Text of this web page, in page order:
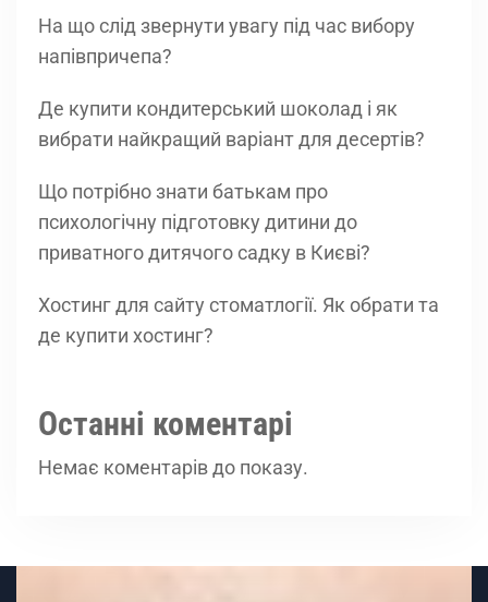
На що слід звернути увагу під час вибору
напівпричепа?
Де купити кондитерський шоколад і як
вибрати найкращий варіант для десертів?
Що потрібно знати батькам про
психологічну підготовку дитини до
приватного дитячого садку в Києві?
Хостинг для сайту стоматлогії. Як обрати та
де купити хостинг?
Останні коментарі
Немає коментарів до показу.